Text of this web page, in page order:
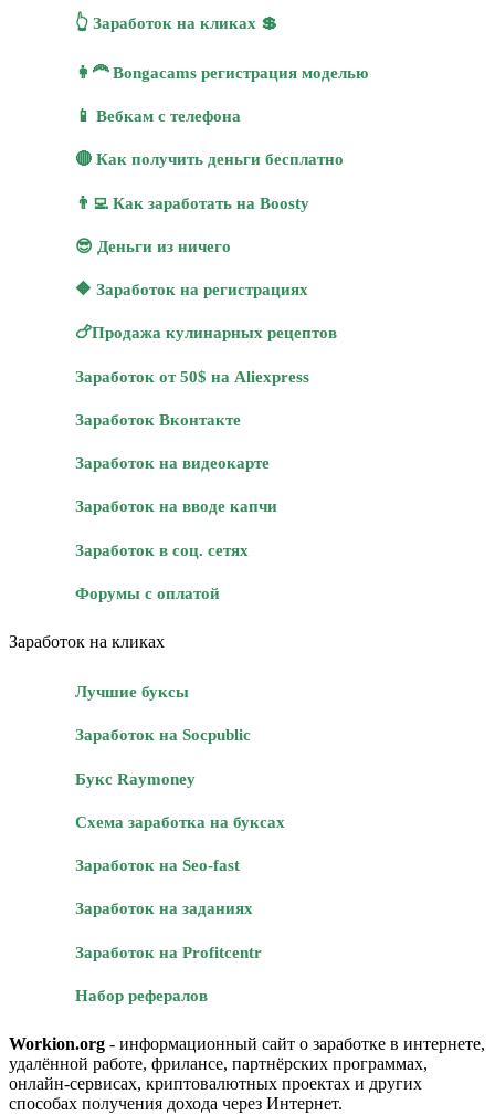
👆 Заработок на кликах 💲
👩‍🦰 Bongacams регистрация моделью
📱 Вебкам с телефона
🔴 Как получить деньги бесплатно
👨‍💻 Как заработать на Boosty
😎 Деньги из ничего
🔶 Заработок на регистрациях
🍗Продажа кулинарных рецептов
Заработок от 50$ на Aliexpress
Заработок Вконтакте
Заработок на видеокарте
Заработок на вводе капчи
Заработок в соц. сетях
Форумы с оплатой
Заработок на кликах
Лучшие буксы
Заработок на Socpublic
Букс Raymoney
Схема заработка на буксах
Заработок на Seo-fast
Заработок на заданиях
Заработок на Profitcentr
Набор рефералов
Workion.org - информационный сайт о заработке в интернете,
удалённой работе, фрилансе, партнёрских программах,
онлайн-сервисах, криптовалютных проектах и других
способах получения дохода через Интернет.